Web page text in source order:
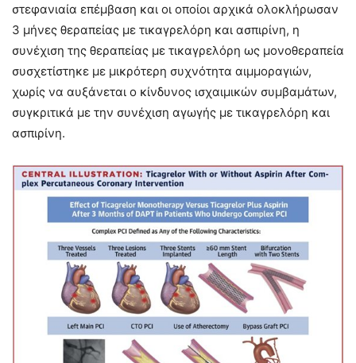
στεφανιαία επέμβαση και οι οποίοι αρχικά ολοκλήρωσαν
3 μήνες θεραπείας με τικαγρελόρη και ασπιρίνη, η
συνέχιση της θεραπείας με τικαγρελόρη ως μονοθεραπεία
συσχετίστηκε με μικρότερη συχνότητα αιμμοραγιών,
χωρίς να αυξάνεται ο κίνδυνος ισχαιμικών συμβαμάτων,
συγκριτικά με την συνέχιση αγωγής με τικαγρελόρη και
ασπιρίνη.